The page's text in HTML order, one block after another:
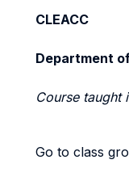
CLEACC
Department
Course taught
Go to class